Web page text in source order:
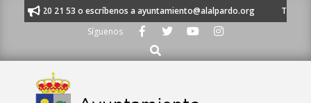
al 91 620 21 53 o escríbenos a ayuntamiento@alalpardo.org
TE
Síguenos
Buscar